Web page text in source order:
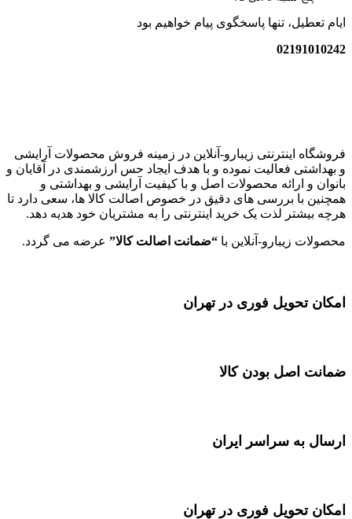
ایام تعطیل، تنها پاسخگوی پیام خواهیم بود
02191010242
فروشگاه اینترنتی زیبارو-آنلاین در زمینه فروش محصولات آرایشی
و بهداشتی فعالیت نموده و با هدف ایجاد حس ارزشمندی در آقایان و
بانوان و ارائه محصولات اصل و با کیفیت آرایشی و بهداشتی و
همچنین با بررسی های دقیق در خصوص اصالت کالا ها، سعی دارد تا
هرچه بیشتر لذت یک خرید اینترنتی را به مشتریان خود هدیه دهد.
محصولات زیبارو-آنلاین با “ضمانت اصالت کالا” عرضه می گردد.
امکان تحویل فوری در تهران
ضمانت اصل بودن کالا
ارسال به سراسر ایران
امکان تحویل فوری در تهران